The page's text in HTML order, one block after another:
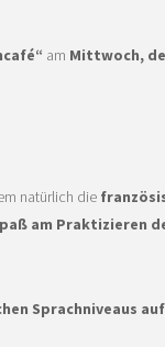
am Mittwoch,
natürlich die
am Praktizieren
Sprachniveaus